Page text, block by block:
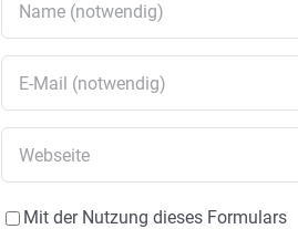
Mit der Nutzung dieses Formulars